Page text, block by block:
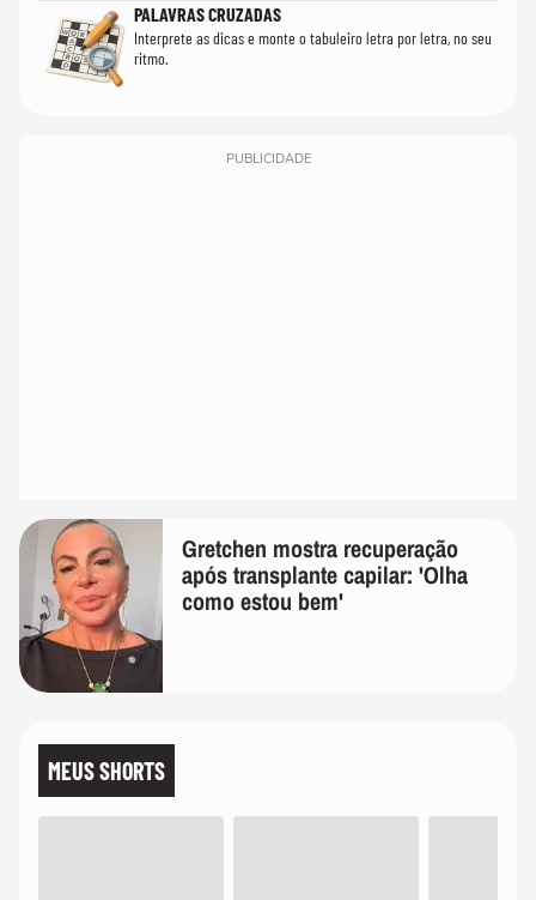
PALAVRAS CRUZADAS
Interprete as dicas e monte o tabuleiro letra por letra, no seu
ritmo.
PUBLICIDADE
Gretchen mostra recuperação
após transplante capilar: 'Olha
como estou bem'
MEUS SHORTS